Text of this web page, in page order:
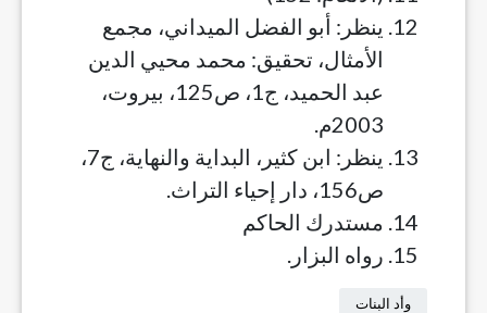
ينظر: أبو الفضل الميداني، مجمع
الأمثال، تحقيق: محمد محيي الدين
عبد الحميد، ج1، ص125، بيروت،
2003م.
ينظر: ابن كثير، البداية والنهاية، ج7،
ص156، دار إحياء التراث.
مستدرك الحاكم
رواه البزار.
وأد البنات